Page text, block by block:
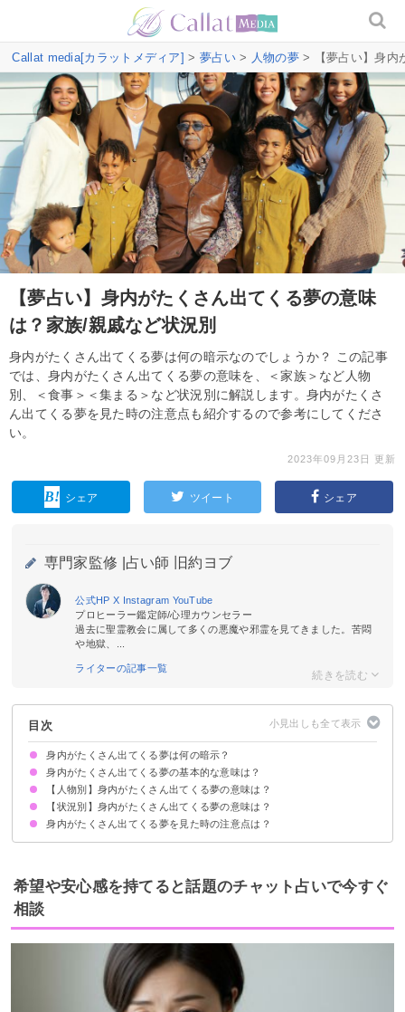
Callat media[カラットメディア] > 夢占い> 人物の夢> 【夢占い】身内
【夢占い】身内がたくさん出てくる夢の意味
は？家族/親戚など状況別
身内がたくさん出てくる夢は何の暗示なのでしょうか？ この記事
では、身内がたくさん出てくる夢の意味を、＜家族＞など人物
別、＜食事＞＜集まる＞など状況別に解説します。身内がたくさ
ん出てくる夢を見た時の注意点も紹介するので参考にしてくださ
い。
2023年09月23日 更新
シェア ツイート シェア
専門家監修 | 占い師 旧約ヨブ
公式HP X Instagram YouTube
プロヒーラー鑑定師/心理カウンセラー
過去に聖霊教会に属して多くの悪魔や邪霊を見てきました。苦悶
や地獄、...
ライターの記事一覧
目次
身内がたくさん出てくる夢は何の暗示？
身内がたくさん出てくる夢の基本的な意味は？
対人運UPの暗示
状況によって意味が決まる
【人物別】身内がたくさん出てくる夢の意味は？
家族がたくさん出てくる夢【吉夢】
しばらく会ってない親戚がたくさん出てくる夢【吉夢】
亡くなった家族がたくさん出てくる夢【吉夢・凶夢】
【状況別】身内がたくさん出てくる夢の意味は？
身内がたくさん出てきて食事する夢【吉夢】
身内がたくさん集まる夢【吉夢】
身内がたくさん出てきて喧嘩する夢【凶夢】
身内がたくさん出てくる夢を見た時の注意点は？
積極的に色々な人と関わり人脈を広げる
吉夢なら話さない
希望や安心感を持てると話題のチャット占いで今すぐ
相談